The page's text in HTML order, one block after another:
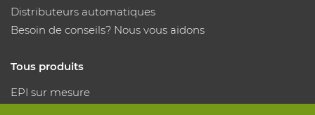
Distributeurs automatiques
Besoin de conseils? Nous vous aidons
Tous produits
EPI sur mesure